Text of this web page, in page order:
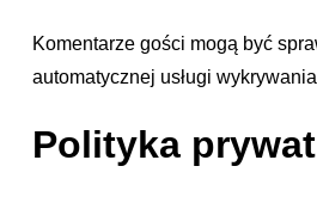
Komentarze gości mogą być
automatycznej usługi
Polityka